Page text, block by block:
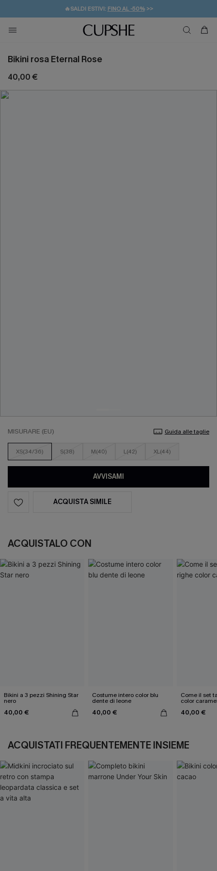
🔥SALDI ESTIVI: FINO AL -50%>>
🚚SPEDIZIONE GRATUITA DA 49€
💌REGALO PER I NUOVI: 20% DI SCONTO*
Bikini rosa Eternal Rose
40,00 €
MISURARE (EU) Guida alle taglie
XS(34/36) S(38) M(40) L(42) XL(44)
AVVISAMI
ACQUISTA SIMILE
ACQUISTALO CON
Bikini a 3 pezzi Shining Star
nero
40,00 €
Costume intero color blu
dente di leone
40,00 €
Come il set
color
40,00 €
ACQUISTATI FREQUENTEMENTE INSIEME